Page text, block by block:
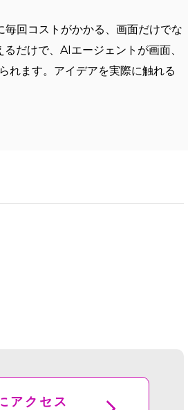
回コストがかかる、画面だけでな
だけで、AIエージェントが画面、
れます。アイデアを実際に触れる
アクセス